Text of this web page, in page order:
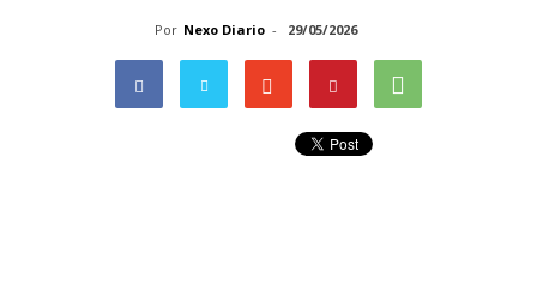
Por Nexo Diario - 29/05/2026